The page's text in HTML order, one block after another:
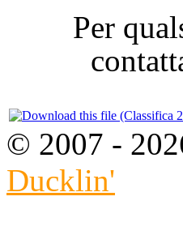
Per
© 2007 -
Ducklin'